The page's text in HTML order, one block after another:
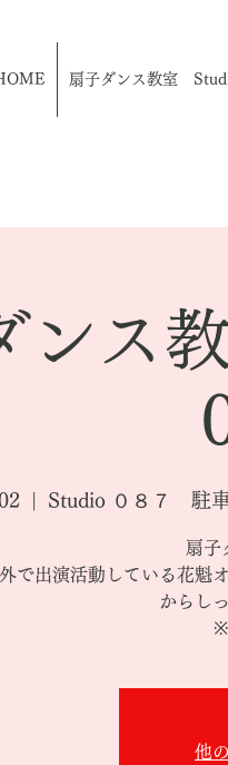
扇子ダンス教室
ンス
Studio ０８７ 駐
扇子
で出演活動している花魁
からし
※
他